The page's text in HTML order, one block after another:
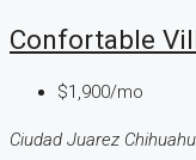
Confortable
$1,900/mo
Ciudad Juarez